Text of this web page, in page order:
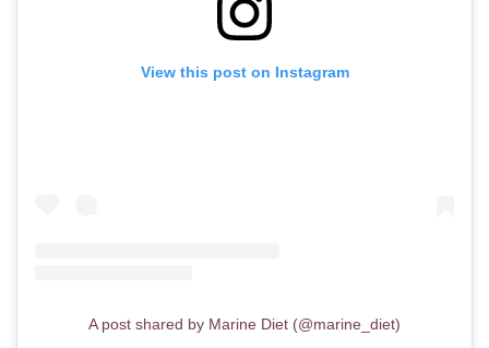
View this post on Instagram
A post shared by Marine Diet (@marine_diet)